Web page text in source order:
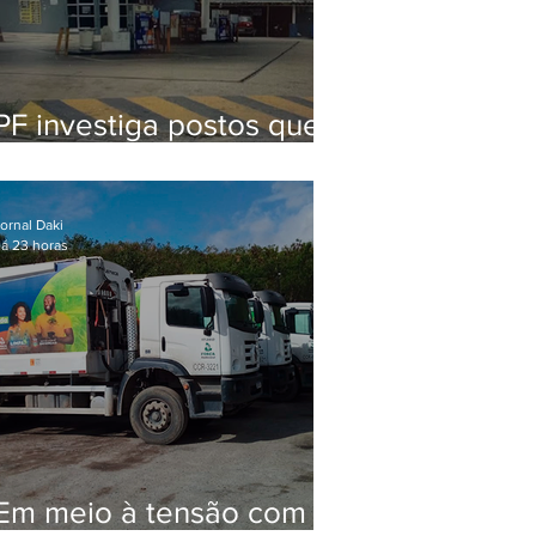
investiga postos que
de secretário
em 2020
meio à tensão com
Daki
23 horas